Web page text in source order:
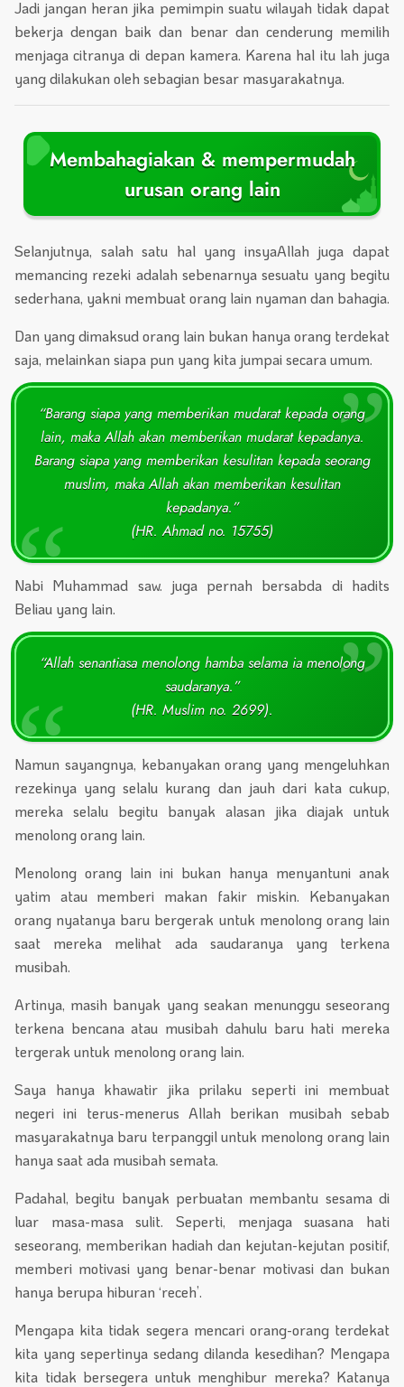
Jadi jangan heran jika pemimpin suatu wilayah tidak dapat
bekerja dengan baik dan benar dan cenderung memilih
menjaga citranya di depan kamera. Karena hal itu lah juga
yang dilakukan oleh sebagian besar masyarakatnya.
Membahagiakan & mempermudah
urusan orang lain
Selanjutnya, salah satu hal yang insyaAllah juga dapat
memancing rezeki adalah sebenarnya sesuatu yang begitu
sederhana, yakni membuat orang lain nyaman dan bahagia.
Dan yang dimaksud orang lain bukan hanya orang terdekat
saja, melainkan siapa pun yang kita jumpai secara umum.
“Barang siapa yang memberikan mudarat kepada orang
lain, maka Allah akan memberikan mudarat kepadanya.
Barang siapa yang memberikan kesulitan kepada seorang
muslim, maka Allah akan memberikan kesulitan
kepadanya.”
(HR. Ahmad no. 15755)
Nabi Muhammad saw. juga pernah bersabda di hadits
Beliau yang lain.
“Allah senantiasa menolong hamba selama ia menolong
saudaranya.”
(HR. Muslim no. 2699).
Namun sayangnya, kebanyakan orang yang mengeluhkan
rezekinya yang selalu kurang dan jauh dari kata cukup,
mereka selalu begitu banyak alasan jika diajak untuk
menolong orang lain.
Menolong orang lain ini bukan hanya menyantuni anak
yatim atau memberi makan fakir miskin. Kebanyakan
orang nyatanya baru bergerak untuk menolong orang lain
saat mereka melihat ada saudaranya yang terkena
musibah.
Artinya, masih banyak yang seakan menunggu seseorang
terkena bencana atau musibah dahulu baru hati mereka
tergerak untuk menolong orang lain.
Saya hanya khawatir jika prilaku seperti ini membuat
negeri ini terus-menerus Allah berikan musibah sebab
masyarakatnya baru terpanggil untuk menolong orang lain
hanya saat ada musibah semata.
Padahal, begitu banyak perbuatan membantu sesama di
luar masa-masa sulit. Seperti, menjaga suasana hati
seseorang, memberikan hadiah dan kejutan-kejutan positif,
memberi motivasi yang benar-benar motivasi dan bukan
hanya berupa hiburan ‘receh’.
Mengapa kita tidak segera mencari orang-orang terdekat
kita yang sepertinya sedang dilanda kesedihan? Mengapa
kita tidak bersegera untuk menghibur mereka? Katanya